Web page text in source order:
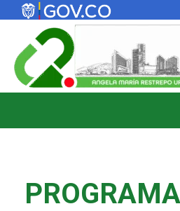
contenido